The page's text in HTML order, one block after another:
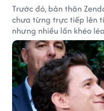
Trước đó, bản thân
chưa từng trực tiếp lên
nhưng nhiều lần khéo